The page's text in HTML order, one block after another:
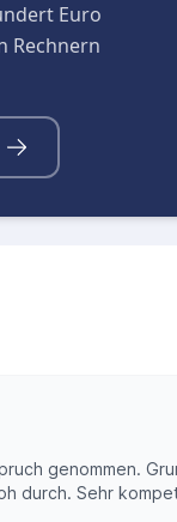
Euro
Rechnern
genommen.
durch. Sehr